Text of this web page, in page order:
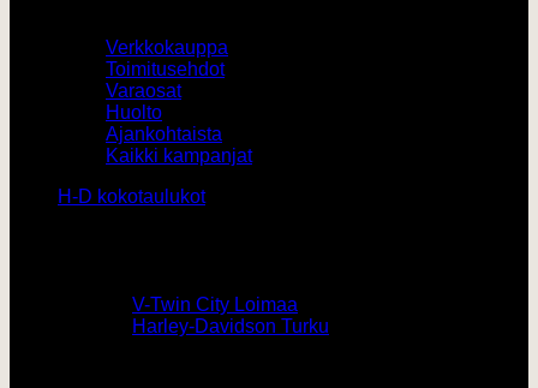
Verkkokauppa
Toimitusehdot
Varaosat
Huolto
Ajankohtaista
Kaikki kampanjat
H-D kokotaulukot
V-Twin City Loimaa
Harley-Davidson Turku